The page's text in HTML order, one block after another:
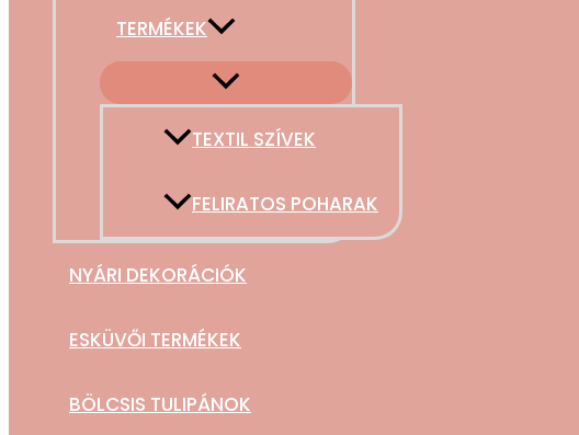
TERMÉKEK
TEXTIL SZÍVEK
FELIRATOS POHARAK
NYÁRI DEKORÁCIÓK
ESKÜVŐI TERMÉKEK
BÖLCSIS TULIPÁNOK